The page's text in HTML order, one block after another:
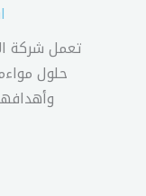
تعمل شركة
حلول